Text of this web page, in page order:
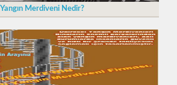
Yangın Merdiveni Nedir?